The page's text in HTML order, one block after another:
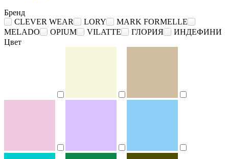
Бренд
CLEVER WEAR
LORY
MARK FORMELLE
MELADO
OPIUM VILATTE ГЛОРИЯ
ИНДЕФИНИ
Цвет